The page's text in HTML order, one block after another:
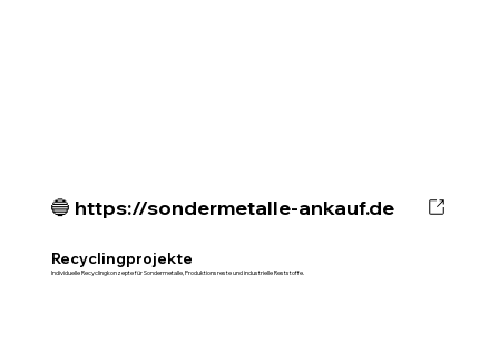
🔵 https://sondermetalle-ankauf.de
Recyclingprojekte
Individuelle Recyclingkonzepte für Sondermetalle, Produktionsreste und industrielle Reststoffe.